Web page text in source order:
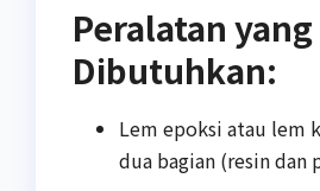
Peralatan yang
Dibutuhkan:
Lem epoksi atau lem
dua bagian (resin dan